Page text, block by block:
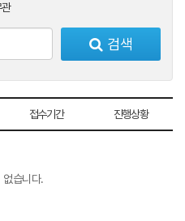
관
검색
접수기간 진행상황
없습니다.